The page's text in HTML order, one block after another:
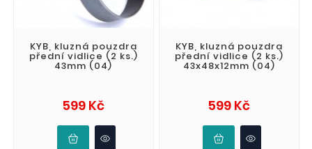
KYB, kluzná pouzdra
přední vidlice (2 ks.)
43mm (04)
599 KčCena
KYB, kluzná pouzdra
přední vidlice (2 ks.)
43x48x12mm (04)
599 KčCena